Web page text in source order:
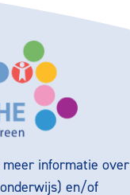
informatie over
en/of